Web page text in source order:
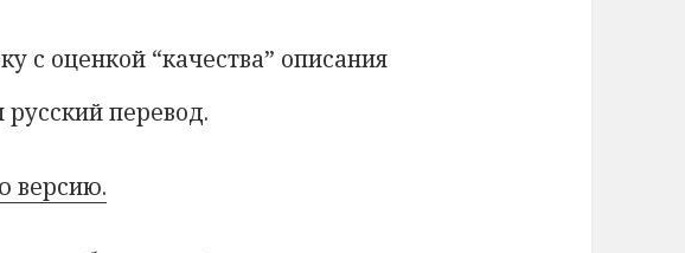
с оценкой “качества” описания
перевод.
версию.